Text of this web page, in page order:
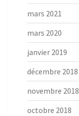
mars 2021
mars 2020
janvier 2019
décembre 2018
novembre 2018
octobre 2018